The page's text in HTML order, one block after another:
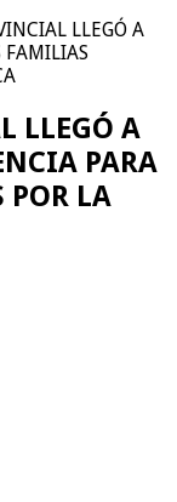
LLEGÓ A
FAMILIAS
LLEGÓ A
PARA
POR LA